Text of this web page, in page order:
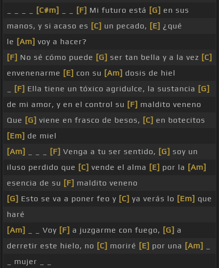
[C#m] [F] Mi futuro está [G] en sus
manos, y si acaso es [C] un pecado, [E] ¿qué
le [Am] voy a hacer?
[F] No sé cómo puede [G] ser tan bella y a la vez [C]
envenenarme [E] con su [Am] dosis de hiel
[F] Ella tiene un tóxico agridulce, la sustancia [G]
de mi amor, y en el control su [F] maldito veneno
Que [G] viene en frasco de besos, [C] en botecitos
[Em] de miel
[Am]
[F] Venga a tu ser sentido, [G] soy un
iluso perdido que [C] vende el alma [E] por la [Am]
esencia de su [F] maldito veneno
[G] Esto se va a poner feo y [C] ya verás lo [Em] que
haré
[Am]
_ _ Voy [F] a juzgarme con fuego, [G] a
derretir este hielo, no [C] moriré [E] por una [Am]
_ mujer _ _